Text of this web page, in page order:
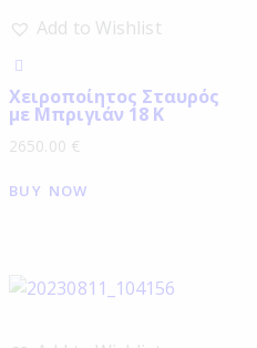
Add to Wishlist
Χειροποίητος Σταυρός
με Μπριγιάν 18 Κ
2650.00 €
BUY NOW